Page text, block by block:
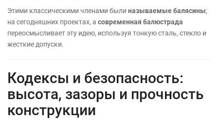
Этими классическими членами были называемые балясины;
на сегодняшних проектах, а современная балюстрада
переосмысливает эту идею, используя тонкую сталь, стекло и
жесткие допуски.
Кодексы и безопасность:
высота, зазоры и прочность
конструкции